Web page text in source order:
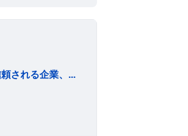
一、内外の法令とその基盤となる社会規範を遵守し、顧客や社会から信頼される企業、役職員であることを目指す。 二、港湾運送事業及び関連事業（倉庫、曳船等の事業含む）を通じて地域社会の発展に貢献する。 三、労使相互信頼を基盤に堅実な事業経営を行い、長期安定した経営を目指す。 四、顧客サービスの原点は現場にあることを認識し、安全かつ確実な作業を目指す。 五、役職員は自己の資質の向上に励み、創意･工夫とチームワークをもってフェアな企業活動を行う。 六、企業活動の全般を通じて豊かな社会づくりと地球環境への配慮に務める。